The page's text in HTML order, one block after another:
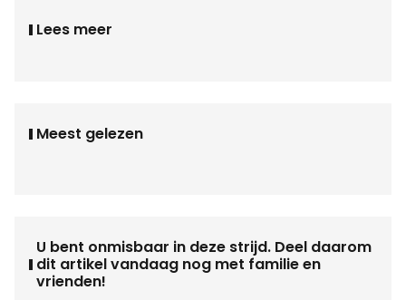
Lees meer
Meest gelezen
U bent onmisbaar in deze strijd. Deel daarom
dit artikel vandaag nog met familie en
vrienden!